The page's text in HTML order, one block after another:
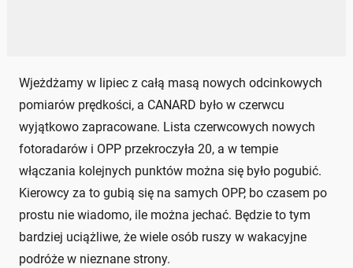
Wjeżdżamy w lipiec z całą masą nowych odcinkowych
pomiarów prędkości, a CANARD było w czerwcu
wyjątkowo zapracowane. Lista czerwcowych nowych
fotoradarów i OPP przekroczyła 20, a w tempie
włączania kolejnych punktów można się było pogubić.
Kierowcy za to gubią się na samych OPP, bo czasem po
prostu nie wiadomo, ile można jechać. Będzie to tym
bardziej uciążliwe, że wiele osób ruszy w wakacyjne
podróże w nieznane strony.